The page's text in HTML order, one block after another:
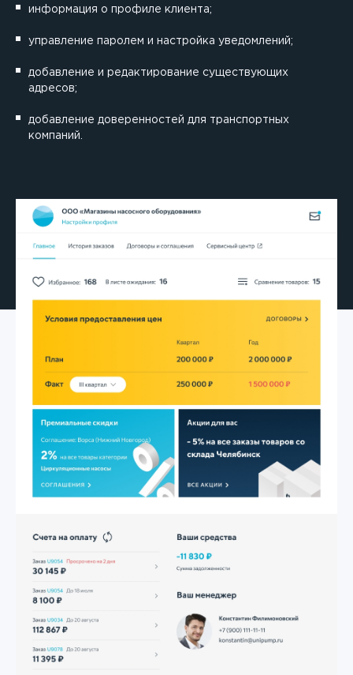
информация о профиле клиента;
управление паролем и настройка уведомлений;
добавление и редактирование существующих
адресов;
добавление доверенностей для транспортных
компаний.